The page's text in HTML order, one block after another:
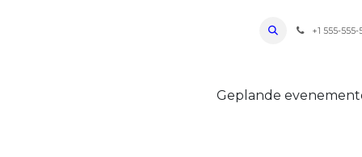
Bevoorradingen FAQ+1 555-555-
Geplande